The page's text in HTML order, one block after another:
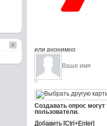
или анонимно
Создавать опрос
пользователи.